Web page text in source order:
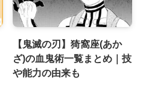
【鬼滅の刃】猗窩座(あか
ざ)の血鬼術一覧まとめ｜技
や能力の由来も